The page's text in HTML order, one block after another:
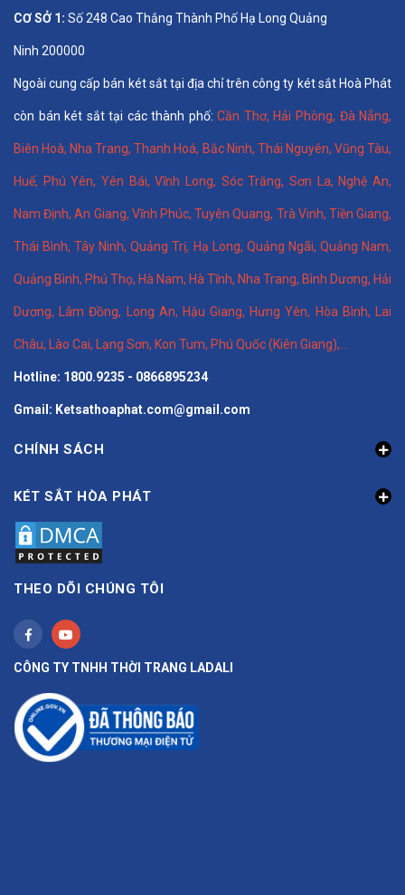
CƠ SỞ 1: Số 248 Cao Thắng Thành Phố Hạ Long Quảng
Ninh 200000
Ngoài cung cấp bán két sắt tại địa chỉ trên công ty két sắt Hoà Phát
còn bán két sắt tại các thành phố:Cần Thơ, Hải Phòng, Đà Nẵng,
Biên Hoà, Nha Trang,Thanh Hoá, Bắc Ninh, Thái Nguyên, Vũng Tàu,
Huế, Phú Yên,Yên Bái,Vĩnh Long, Sóc Trăng,Sơn La, Nghệ An,
Nam Định,An Giang, Vĩnh Phúc,Tuyên Quang, Trà Vinh, Tiền Giang,
Thái Bình,Tây Ninh,Quảng Trị, Hạ Long, Quảng Ngãi, Quảng Nam,
Quảng Bình, Phú Thọ, Hà Nam, Hà Tĩnh, Nha Trang, Bình Dương, Hải
Dương, Lâm Đồng, Long An, Hậu Giang, Hưng Yên, Hòa Bình, Lai
Châu, Lào Cai, Lạng Sơn, Kon Tum, Phú Quốc (Kiên Giang),...
Hotline: 1800.9235 - 0866895234
Gmail: Ketsathoaphat.com@gmail.com
CHÍNH SÁCH
KÉT SẮT HÒA PHÁT
THEO DÕI CHÚNG TÔI
CÔNG TY TNHH THỜI TRANG LADALI